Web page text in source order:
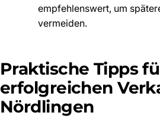
empfehlenswert, um
vermeiden.
Praktische Tipps
erfolgreichen
Nördlingen